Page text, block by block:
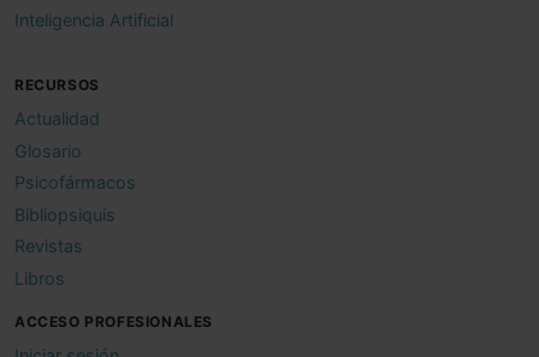
Inteligencia Artificial
RECURSOS
Actualidad
Glosario
Psicofármacos
Bibliopsiquis
Revistas
Libros
ACCESO PROFESIONALES